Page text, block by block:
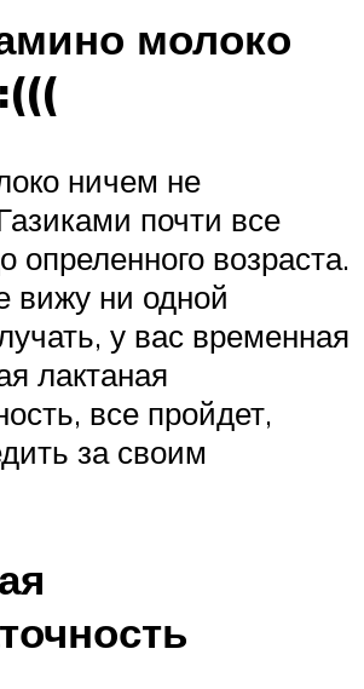
молоко
ничем не
почти все
опреленного возраста.
вижу ни одной
у вас временная
лактаная
все пройдет,
за своим